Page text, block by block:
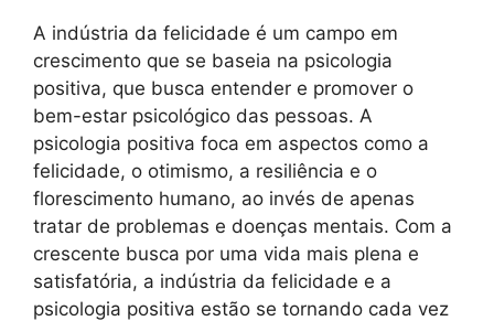
A indústria da felicidade é um campo em
crescimento que se baseia na psicologia
positiva, que busca entender e promover o
bem-estar psicológico das pessoas. A
psicologia positiva foca em aspectos como a
felicidade, o otimismo, a resiliência e o
florescimento humano, ao invés de apenas
tratar de problemas e doenças mentais. Com a
crescente busca por uma vida mais plena e
satisfatória, a indústria da felicidade e a
psicologia positiva estão se tornando cada vez